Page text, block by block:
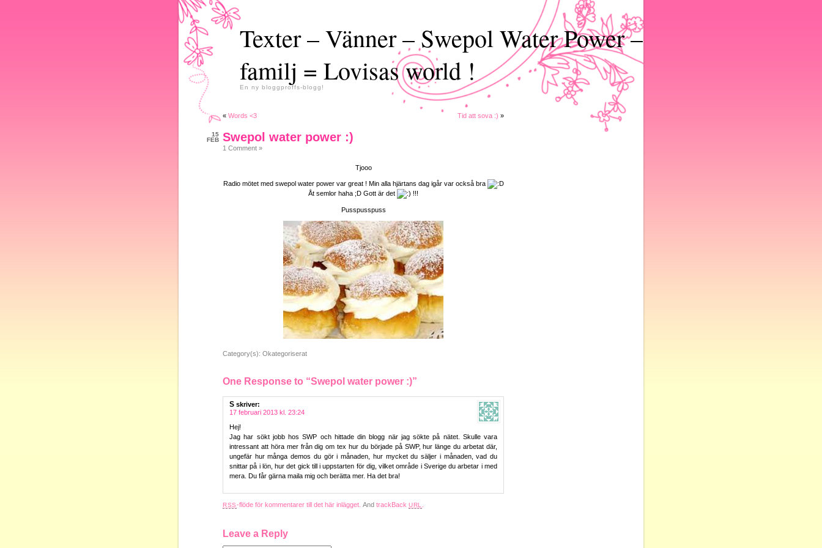
Texter – Vänner – Swepol Water Power –
familj = Lovisas world !
En ny bloggproffs-blogg!
« Words <3 Tid att sova :) »
15
FEB Swepol water power :)
1 Comment »
Tjooo
Radio mötet med swepol water power var great ! Min alla hjärtans dag igår var också bra
Åt semlor haha ;D Gott är det
!!!
Pusspusspuss
Category(s): Okategoriserat
One Response to “Swepol water power :)”
S skriver:
17 februari 2013 kl. 23:24
Hej!
Jag har sökt jobb hos SWP och hittade din blogg när jag sökte på nätet. Skulle vara
intressant att höra mer från dig om tex hur du började på SWP, hur länge du arbetat där,
ungefär hur många demos du gör i månaden, hur mycket du säljer i månaden, vad du
snittar på i lön, hur det gick till i uppstarten för dig, vilket område i Sverige du arbetar i med
mera. Du får gärna maila mig och berätta mer. Ha det bra!
RSS-flöde för kommentarer till det här inlägget. AndtrackBackURL
Leave a Reply